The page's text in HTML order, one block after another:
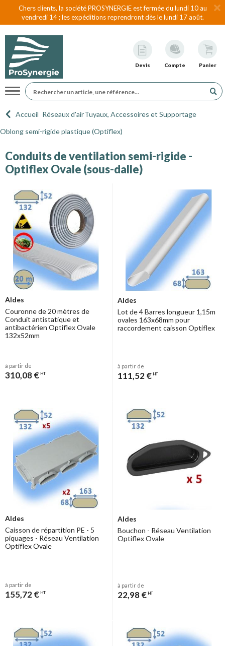
Chers clients, la société PROSYNERGIE est fermée du lundi 10 au
vendredi 14 ; les expéditions reprendront dès le lundi 17 août.
Devis Compte Panier
Navigation
Accueil Réseaux d'airTuyaux, Accessoires et Supportage
Oblong semi-rigide plastique (Optiflex)
Conduits de ventilation semi-rigide -
Optiflex Ovale (sous-dalle)
Aldes
Couronne de 20 mètres de
Conduit antistatique et
antibactérien Optiflex Ovale
132x52mm
à partir de
310,08 € HT
Aldes
Lot de 4 Barres longueur 1,15m
ovales 163x68mm pour
raccordement caisson Optiflex
à partir de
111,52 € HT
Aldes
Caisson de répartition PE - 5
piquages - Réseau Ventilation
Optiflex Ovale
à partir de
155,72 € HT
Aldes
Bouchon - Réseau Ventilation
Optiflex Ovale
à partir de
22,98 € HT